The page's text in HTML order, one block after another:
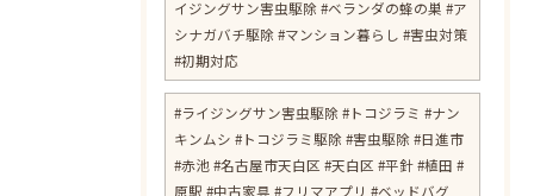
イジングサン害虫駆除 #ベランダの蜂の巣 #ア
シナガバチ駆除 #マンション暮らし #害虫対策
#初期対応
#ライジングサン害虫駆除 #トコジラミ #ナン
キンムシ #トコジラミ駆除 #害虫駆除 #日進市
#赤池 #名古屋市天白区 #天白区 #平針 #植田 #
原駅 #中古家具 #フリマアプリ #ベッドバグ